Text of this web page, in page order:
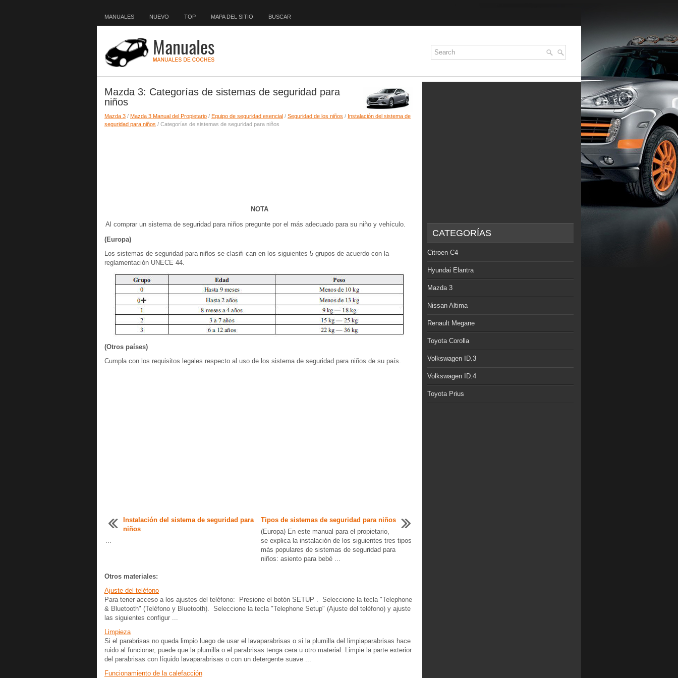
MANUALES NUEVO TOP MAPA DEL SITIO BUSCAR
Mazda 3: Categorías de sistemas de seguridad para
niños
Mazda 3 / Mazda 3 Manual del Propietario / Equipo de seguridad esencial / Seguridad de los niños / Instalación del sistema de
seguridad para niños / Categorías de sistemas de seguridad para niños
NOTA
Al comprar un sistema de seguridad para niños pregunte por el más adecuado para su niño y vehículo.
(Europa)
Los sistemas de seguridad para niños se clasifi can en los siguientes 5 grupos de acuerdo con la
reglamentación UNECE 44.
(Otros países)
Cumpla con los requisitos legales respecto al uso de los sistema de seguridad para niños de su país.
Instalación del sistema de seguridad para
niños
...
Tipos de sistemas de seguridad para niños
(Europa) En este manual para el propietario,
se explica la instalación de los siguientes tres tipos
más populares de sistemas de seguridad para
niños: asiento para bebé ...
Otros materiales:
Ajuste del teléfono
Para tener acceso a los ajustes del teléfono: Presione el botón SETUP . Seleccione la tecla "Telephone
& Bluetooth" (Teléfono y Bluetooth). Seleccione la tecla "Telephone Setup" (Ajuste del teléfono) y ajuste
las siguientes configur ...
Limpieza
Si el parabrisas no queda limpio luego de usar el lavaparabrisas o si la plumilla del limpiaparabrisas hace
ruido al funcionar, puede que la plumilla o el parabrisas tenga cera u otro material. Limpie la parte exterior
del parabrisas con líquido lavaparabrisas o con un detergente suave ...
Funcionamiento de la calefacción
CATEGORÍAS
Citroen C4
Hyundai Elantra
Mazda 3
Nissan Altima
Renault Megane
Toyota Corolla
Volkswagen ID.3
Volkswagen ID.4
Toyota Prius